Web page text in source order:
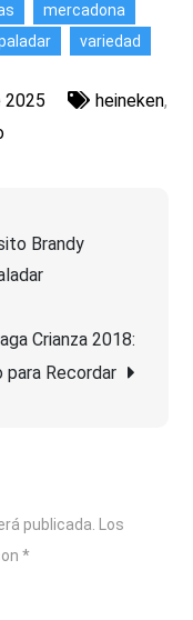
mercadona
variedad
2025 heineken,
en
de
5
Disfruta
la
Brandy
Crianza 2018:
para Recordar
publicada.
Los
*